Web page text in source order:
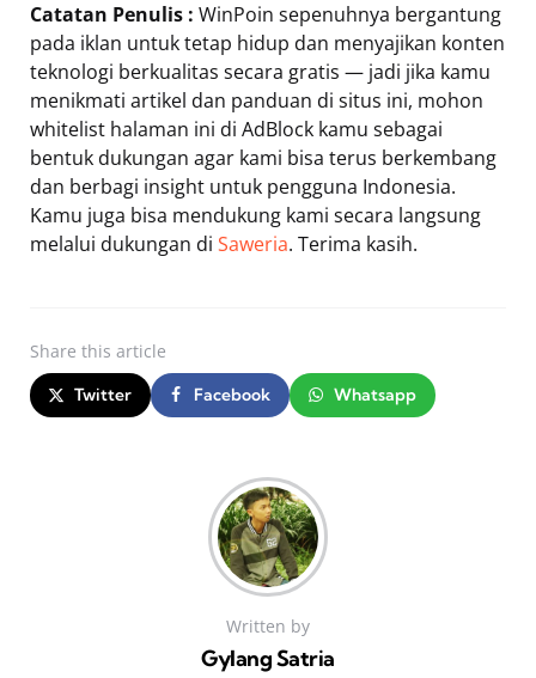
Catatan Penulis : WinPoin sepenuhnya bergantung
pada iklan untuk tetap hidup dan menyajikan konten
teknologi berkualitas secara gratis — jadi jika kamu
menikmati artikel dan panduan di situs ini, mohon
whitelist halaman ini di AdBlock kamu sebagai
bentuk dukungan agar kami bisa terus berkembang
dan berbagi insight untuk pengguna Indonesia.
Kamu juga bisa mendukung kami secara langsung
melalui dukungan di Saweria. Terima kasih.
Share this article
Twitter Facebook Whatsapp
Written by
Gylang Satria